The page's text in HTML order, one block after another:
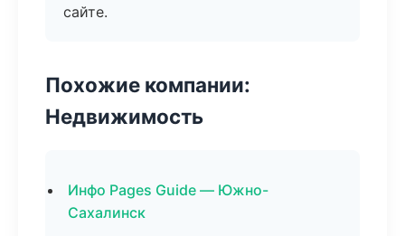
сайте.
Похожие компании:
Недвижимость
Инфо Pages Guide — Южно-
Сахалинск